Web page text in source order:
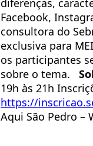
diferenças,
Facebook,
consultora do
exclusiva para
os participantes
sobre o tema.
19h às 21h
https://
Aqui São Pedro –